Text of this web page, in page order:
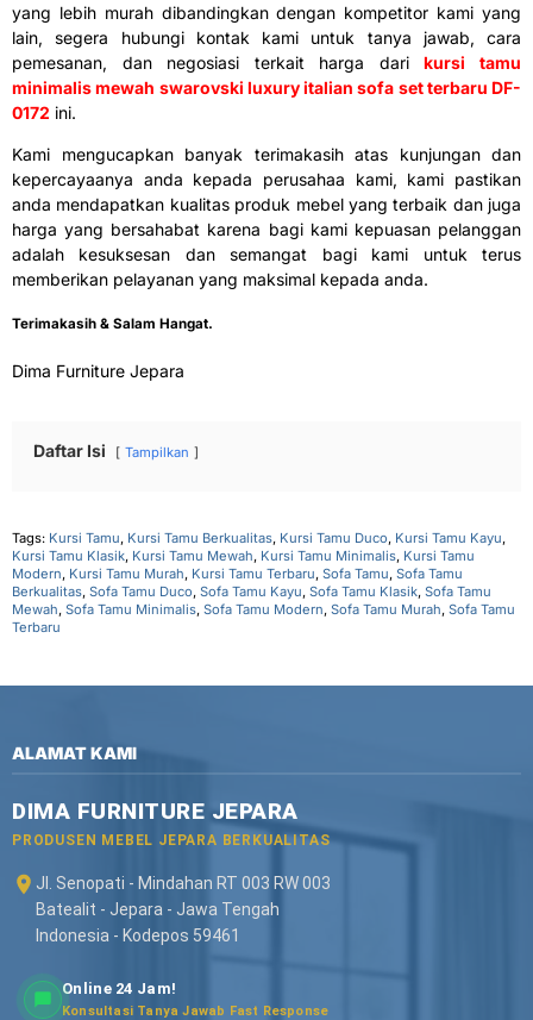
yang lebih murah dibandingkan dengan kompetitor kami yang
lain, segera hubungi kontak kami untuk tanya jawab, cara
pemesanan, dan negosiasi terkait harga darikursi tamu
minimalis mewah swarovski luxury italian sofa set terbaru DF-
0172 ini.
Kami mengucapkan banyak terimakasih atas kunjungan dan
kepercayaanya anda kepada perusahaa kami, kami pastikan
anda mendapatkan kualitas produk mebel yang terbaik dan juga
harga yang bersahabat karena bagi kami kepuasan pelanggan
adalah kesuksesan dan semangat bagi kami untuk terus
memberikan pelayanan yang maksimal kepada anda.
Terimakasih & Salam Hangat.
Dima Furniture Jepara
Daftar Isi Tampilkan
Tags: Kursi Tamu, Kursi Tamu Berkualitas, Kursi Tamu Duco, Kursi Tamu Kayu,
Kursi Tamu Klasik, Kursi Tamu Mewah, Kursi Tamu Minimalis, Kursi Tamu
Modern, Kursi Tamu Murah, Kursi Tamu Terbaru, Sofa Tamu, Sofa Tamu
Berkualitas, Sofa Tamu Duco, Sofa Tamu Kayu, Sofa Tamu Klasik, Sofa Tamu
Mewah, Sofa Tamu Minimalis, Sofa Tamu Modern, Sofa Tamu Murah, Sofa Tamu
Terbaru
ALAMAT KAMI
DIMA FURNITURE JEPARA
PRODUSEN MEBEL JEPARA BERKUALITAS
Jl. Senopati - Mindahan RT 003 RW 003
Batealit - Jepara - Jawa Tengah
Indonesia - Kodepos 59461
Online 24 Jam!
Konsultasi Tanya Jawab Fast Response